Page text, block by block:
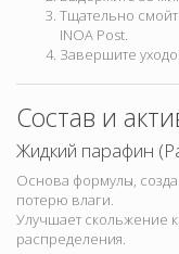
Тщательно
INOA Post.
Завершите
Состав и
Жидкий парафин
Основа формулы,
потерю влаги.
Улучшает скольжение
распределения.